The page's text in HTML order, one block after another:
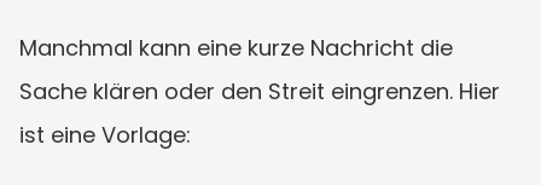
Manchmal kann eine kurze Nachricht die
Sache klären oder den Streit eingrenzen. Hier
ist eine Vorlage: